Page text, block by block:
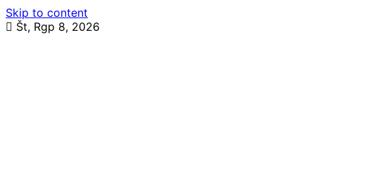
Skip to content
Št, Rgp 8, 2026